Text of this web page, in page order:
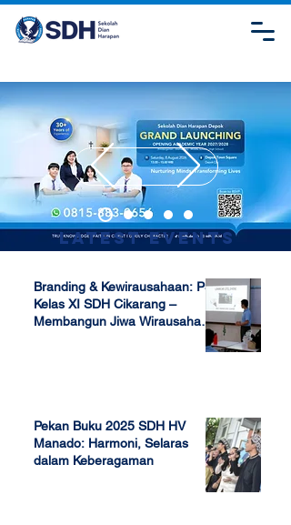
Latest Events
Branding & Kewirausahaan: P5
Kelas XI SDH Cikarang –
Membangun Jiwa Wirausaha
Pekan Buku 2025 SDH HV
Manado: Harmoni, Selaras
dalam Keberagaman